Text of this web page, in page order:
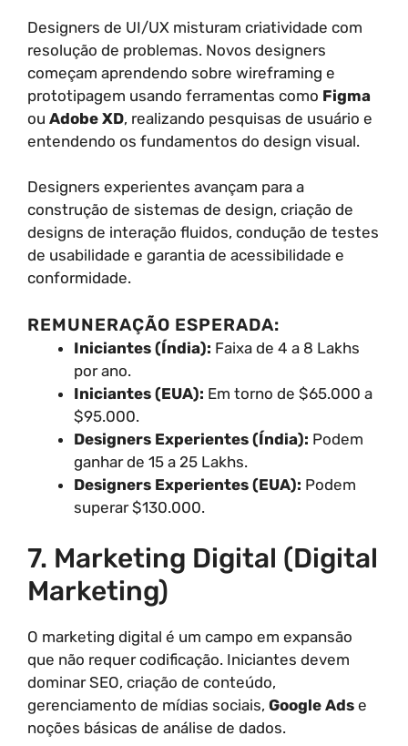
Designers de UI/UX misturam criatividade com
resolução de problemas. Novos designers
começam aprendendo sobre wireframing e
prototipagem usando ferramentas como Figma
ou Adobe XD, realizando pesquisas de usuário e
entendendo os fundamentos do design visual.
Designers experientes avançam para a
construção de sistemas de design, criação de
designs de interação fluidos, condução de testes
de usabilidade e garantia de acessibilidade e
conformidade.
REMUNERAÇÃO ESPERADA:
Iniciantes (Índia): Faixa de 4 a 8 Lakhs
por ano.
Iniciantes (EUA): Em torno de $65.000 a
$95.000.
Designers Experientes (Índia): Podem
ganhar de 15 a 25 Lakhs.
Designers Experientes (EUA): Podem
superar $130.000.
7. Marketing Digital (Digital
Marketing)
O marketing digital é um campo em expansão
que não requer codificação. Iniciantes devem
dominar SEO, criação de conteúdo,
gerenciamento de mídias sociais, Google Ads e
noções básicas de análise de dados.